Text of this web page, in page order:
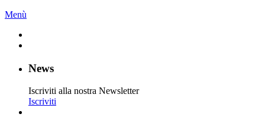
Menù
News
Iscriviti alla nostra Newsletter
Iscriviti